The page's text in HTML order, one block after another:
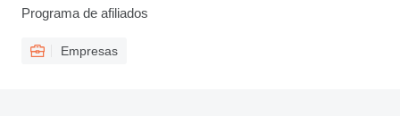
Programa de afiliados
Empresas